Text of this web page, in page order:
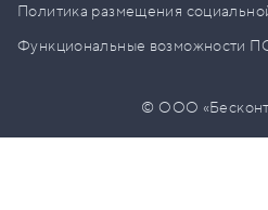
Политика размещения
Функциональные возможности
© ООО